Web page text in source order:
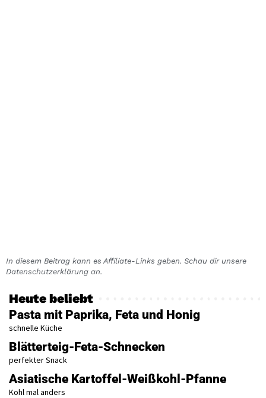
In diesem Beitrag kann es Affiliate-Links geben. Schau dir unsere
Datenschutzerklärung an.
Heute beliebt
Pasta mit Paprika, Feta und Honig
schnelle Küche
Blätterteig-Feta-Schnecken
perfekter Snack
Asiatische Kartoffel-Weißkohl-Pfanne
Kohl mal anders